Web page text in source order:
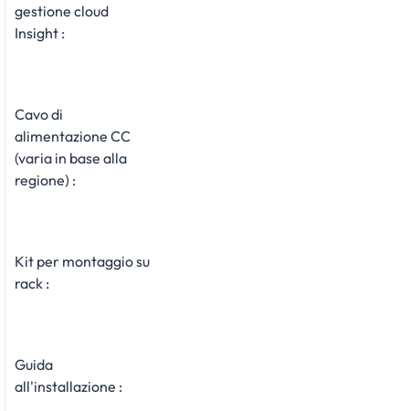
gestione cloud
Insight :
Cavo di
alimentazione CC
(varia in base alla
regione) :
Kit per montaggio su
rack :
Guida
all'installazione :